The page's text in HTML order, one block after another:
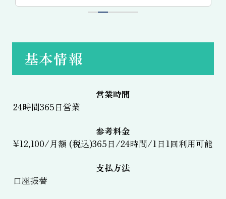
基本情報
営業時間
24時間365日営業
参考料金
¥12,100/月額 (税込)365日/24時間/1日1回利用可能
支払方法
口座振替